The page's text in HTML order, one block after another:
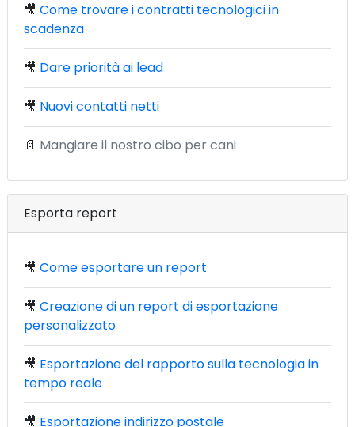
🎥 Come trovare i contratti tecnologici in
scadenza
🎥 Dare priorità ai lead
🎥 Nuovi contatti netti
📄 Mangiare il nostro cibo per cani
Esporta report
🎥 Come esportare un report
🎥 Creazione di un report di esportazione
personalizzato
🎥 Esportazione del rapporto sulla tecnologia in
tempo reale
🎥 Esportazione indirizzo postale